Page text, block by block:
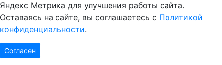
Яндекс Метрика для улучшения работы сайта.
Оставаясь на сайте, вы соглашаетесь с Политикой
конфиденциальности.
Согласен